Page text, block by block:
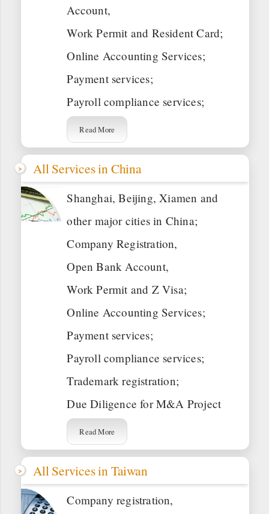
Account,
Work Permit and Resident Card;
Online Accounting Services;
Payment services;
Payroll compliance services;
Read More
All Services in China
Shanghai, Beijing, Xiamen and
other major cities in China;
Company Registration,
Open Bank Account,
Work Permit and Z Visa;
Online Accounting Services;
Payment services;
Payroll compliance services;
Trademark registration;
Due Diligence for M&A Project
Read More
All Services in Taiwan
Company registration,